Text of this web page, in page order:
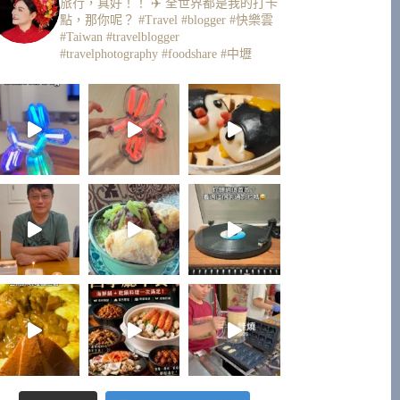
旅行，真好！！ ✈️ 全世界都是我的打卡
點，那你呢？ #Travel #blogger #快樂雲
#Taiwan #travelblogger
#travelphotography #foodshare #中壢